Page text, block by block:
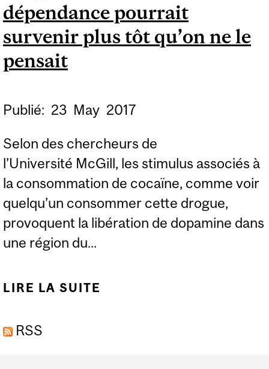
dépendance pourrait
survenir plus tôt qu’on ne le
pensait
Publié: 23 May 2017
Selon des chercheurs de
l’Université McGill, les stimulus associés à
la consommation de cocaïne, comme voir
quelqu’un consommer cette drogue,
provoquent la libération de dopamine dans
une région du...
LIRE LA SUITE
RSS